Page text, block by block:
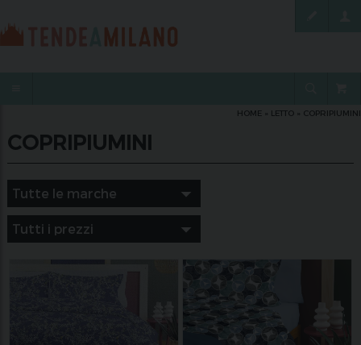
HOME LETTO COPRIPIUMINI
COPRIPIUMINI